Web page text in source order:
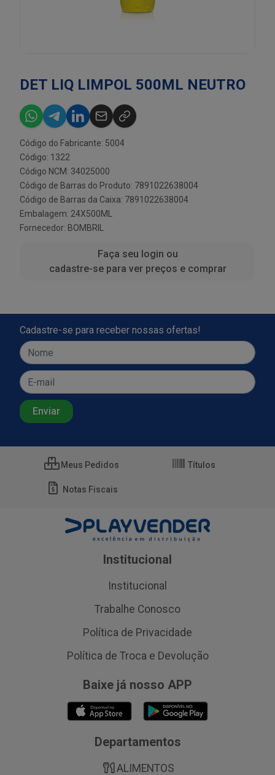
DET LIQ LIMPOL 500ML NEUTRO
Código do Fabricante: 5004
Código: 1322
Código NCM: 34025000
Código de Barras do Produto: 7891022638004
Código de Barras da Caixa: 7891022638004
Embalagem: 24X500ML
Fornecedor: BOMBRIL
Faça seu login ou
cadastre-se para ver preços e comprar
Cadastre-se para receber nossas ofertas!
Meus Pedidos Títulos
Notas Fiscais
Institucional
Institucional
Trabalhe Conosco
Política de Privacidade
Política de Troca e Devolução
Baixe já nosso APP
Departamentos
ALIMENTOS